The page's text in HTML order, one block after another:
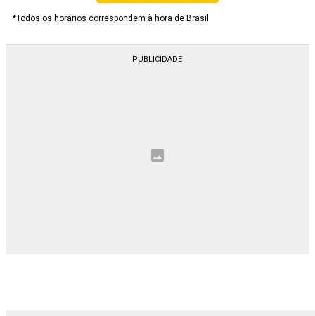
*Todos os horários correspondem à hora de Brasil